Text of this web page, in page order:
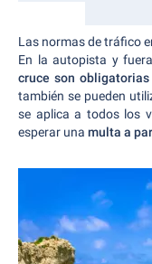
Las normas de tráfico
En la autopista y
cruce son
también se pueden
se aplica a todos los
esperar una multa a